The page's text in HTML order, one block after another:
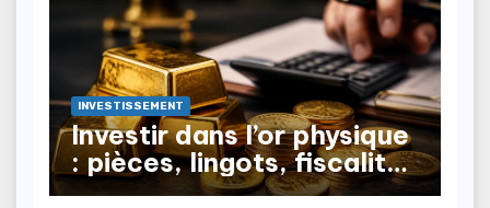
INVESTISSEMENT
Investir dans l’or physique
: pièces, lingots, fiscalité
à la revente